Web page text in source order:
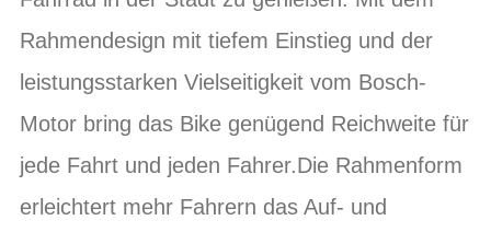
Rahmendesign mit tiefem Einstieg und der
leistungsstarken Vielseitigkeit vom Bosch-
Motor bring das Bike genügend Reichweite für
jede Fahrt und jeden Fahrer.Die Rahmenform
erleichtert mehr Fahrern das Auf- und